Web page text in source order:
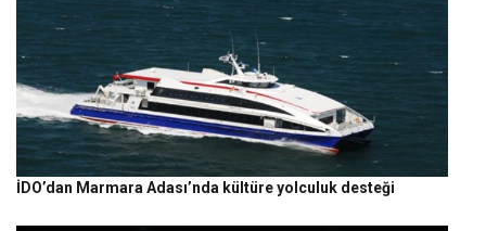
İDO’dan Marmara Adası’nda kültüre yolculuk desteği